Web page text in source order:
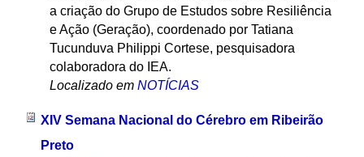
a criação do Grupo de Estudos sobre Resiliência
e Ação (Geração), coordenado por Tatiana
Tucunduva Philippi Cortese, pesquisadora
colaboradora do IEA.
Localizado em NOTÍCIAS
XIV Semana Nacional do Cérebro em Ribeirão
Preto